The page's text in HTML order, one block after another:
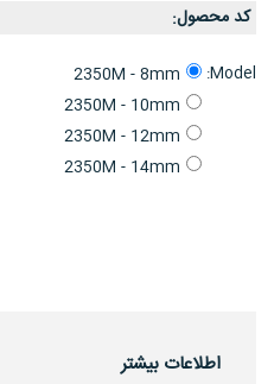
کد محصول:
Model:
2350M - 8mm
2350M - 10mm
2350M - 12mm
2350M - 14mm
اطلاعات بیشتر